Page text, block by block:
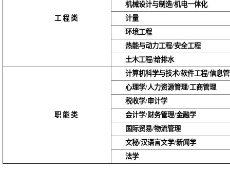
工程类
机械设计与制造/机电一体化
计量
环境工程
热能与动力工程/安全工程
土木工程/给排水
职能类
计算机科学与技术/软件工程/信息
心理学/人力资源管理/工商管理
税收学/审计学
会计学/财务管理/金融学
国际贸易/物流管理
文秘/汉语言文学/新闻学
法学